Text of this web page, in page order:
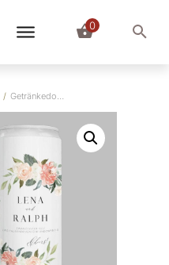
0
/ Getränkedosen “Blumenmeer”